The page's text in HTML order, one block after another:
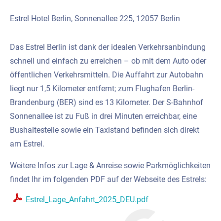
Estrel Hotel Berlin, Sonnenallee 225, 12057 Berlin
Das Estrel Berlin ist dank der idealen Verkehrsanbindung
schnell und einfach zu erreichen – ob mit dem Auto oder
öffentlichen Verkehrsmitteln. Die Auffahrt zur Autobahn
liegt nur 1,5 Kilometer entfernt; zum Flughafen Berlin-
Brandenburg (BER) sind es 13 Kilometer. Der S-Bahnhof
Sonnenallee ist zu Fuß in drei Minuten erreichbar, eine
Bushaltestelle sowie ein Taxistand befinden sich direkt
am Estrel.
Weitere Infos zur Lage & Anreise sowie Parkmöglichkeiten
findet Ihr im folgenden PDF auf der Webseite des Estrels:
Estrel_Lage_Anfahrt_2025_DEU.pdf